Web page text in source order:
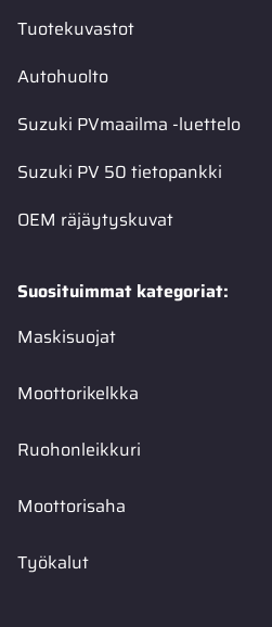
Tuotekuvastot
Autohuolto
Suzuki PVmaailma -luettelo
Suzuki PV 50 tietopankki
OEM räjäytyskuvat
Suosituimmat kategoriat:
Maskisuojat
Moottorikelkka
Ruohonleikkuri
Moottorisaha
Työkalut